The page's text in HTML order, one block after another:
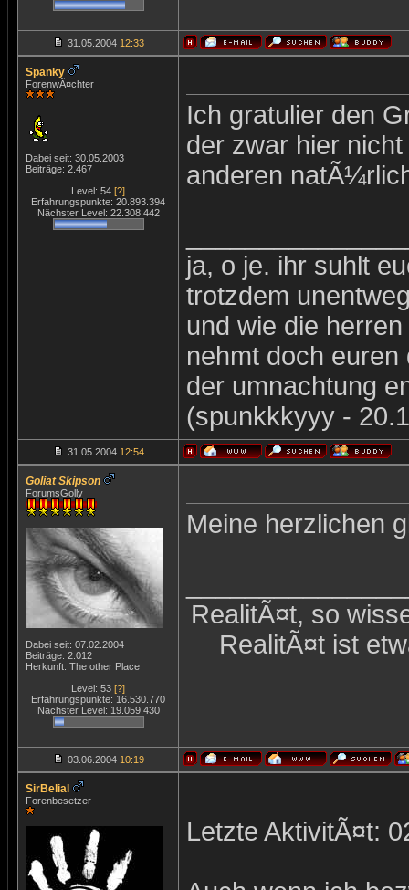
31.05.2004 12:33
Spanky
ForenwÃ¤chter
Dabei seit: 30.05.2003
Beiträge: 2.467
Level: 54 [?]
Erfahrungspunkte: 20.893.394
Nächster Level: 22.308.442
Ich gratulier den
der zwar hier
anderen
ja, o je. ihr suhlt
trotzdem
und wie die
nehmt doch
der umnachtung
(spunkkkyyy -
31.05.2004 12:54
Goliat Skipson
ForumsGolly
Dabei seit: 07.02.2004
Beiträge: 2.012
Herkunft: The other Place
Level: 53 [?]
Erfahrungspunkte: 16.530.770
Nächster Level: 19.059.430
Meine herzlichen
RealitÃ¤t, so
RealitÃ¤t ist
03.06.2004 10:19
SirBelial
Forenbesetzer
Letzte AktivitÃ¤t: